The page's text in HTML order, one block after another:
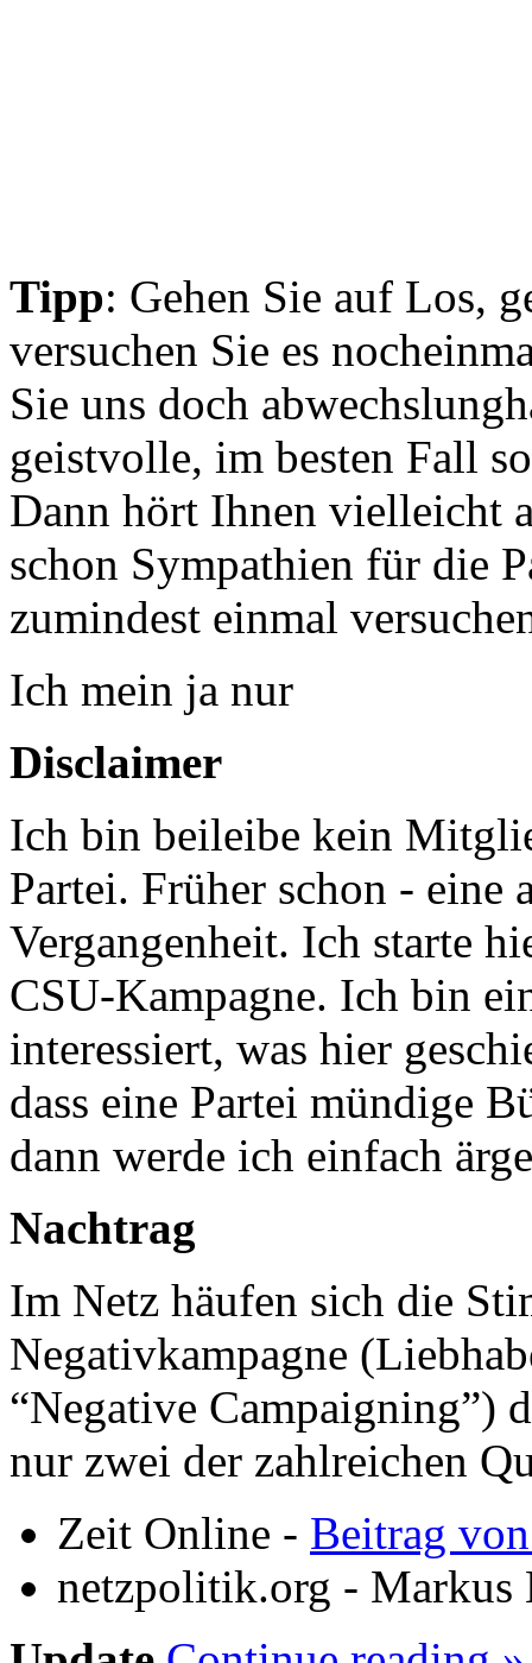
Tipp: Gehen Sie auf Los,
versuchen Sie es
Sie uns doch
geistvolle, im besten Fall
Dann hört Ihnen vielleicht
schon Sympathien für die
zumindest einmal
Ich mein ja nur
Disclaimer
Ich bin beileibe kein
Partei. Früher schon - eine
Vergangenheit. Ich starte
CSU-Kampagne. Ich bin
interessiert, was hier
dass eine Partei mündige
dann werde ich einfach
Nachtrag
Im Netz häufen sich die
Negativkampagne
“Negative Campaigning”)
nur zwei der zahlreichen
Zeit Online - Beitrag
netzpolitik.org - Markus